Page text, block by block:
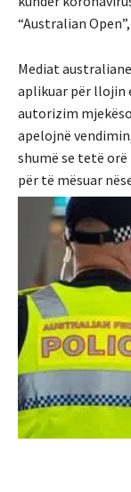
“Australian
Mediat
aplikuar për llojin
autorizim
apelojnë
shumë se tetë
për të mësuar